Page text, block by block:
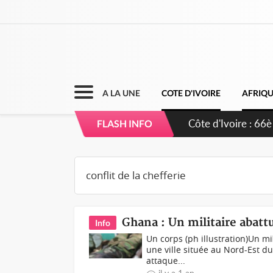
A LA UNE COTE D'IVOIRE
FLASH INFO
Côte d'Ivoire :
Info Ghana : Un militaire
Un corps (ph illustration)Un
une ville située au Nord-Est
attaque...